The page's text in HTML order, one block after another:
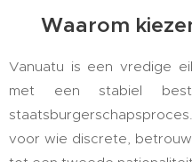
🌴 Waarom
Vanuatu is een vredige
met een stabiel
voor wie discrete,